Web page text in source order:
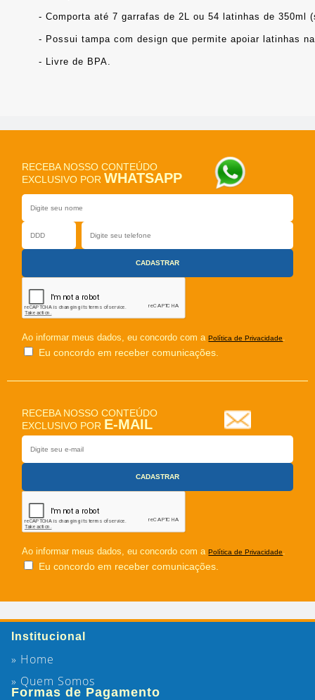
- Comporta até 7 garrafas de 2L ou 54 latinhas de 350ml
- Possui tampa com design que permite apoiar latinhas na
	- Livre de BPA.
RECEBA NOSSO CONTEÚDO
EXCLUSIVO POR WHATSAPP
Ao informar meus dados, eu concordo com aPolítica de Privacidade.
Eu concordo em receber comunicações.
RECEBA NOSSO CONTEÚDO
EXCLUSIVO POR E-MAIL
Ao informar meus dados, eu concordo com aPolítica de Privacidade
Eu concordo em receber comunicações.
Institucional
» Home
» Quem Somos
Formas de Pagamento